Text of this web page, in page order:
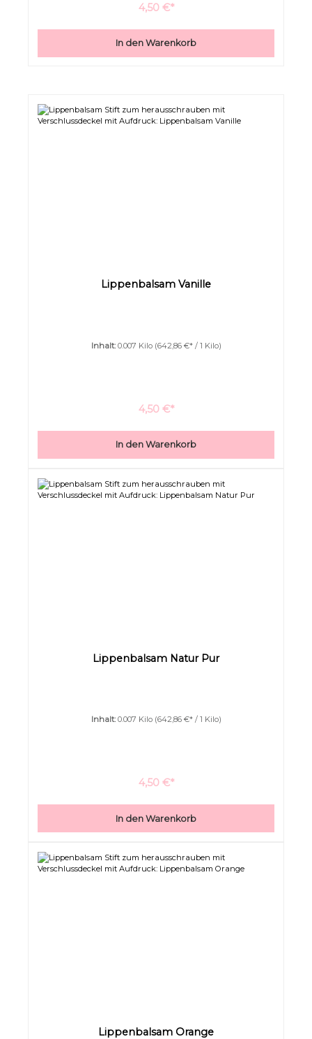
4,50 €*
In den Warenkorb
Lippenbalsam Vanille
Inhalt: 0.007 Kilo (642,86 €* / 1 Kilo)
4,50 €*
In den Warenkorb
Lippenbalsam Natur Pur
Inhalt: 0.007 Kilo (642,86 €* / 1 Kilo)
4,50 €*
In den Warenkorb
Lippenbalsam Orange